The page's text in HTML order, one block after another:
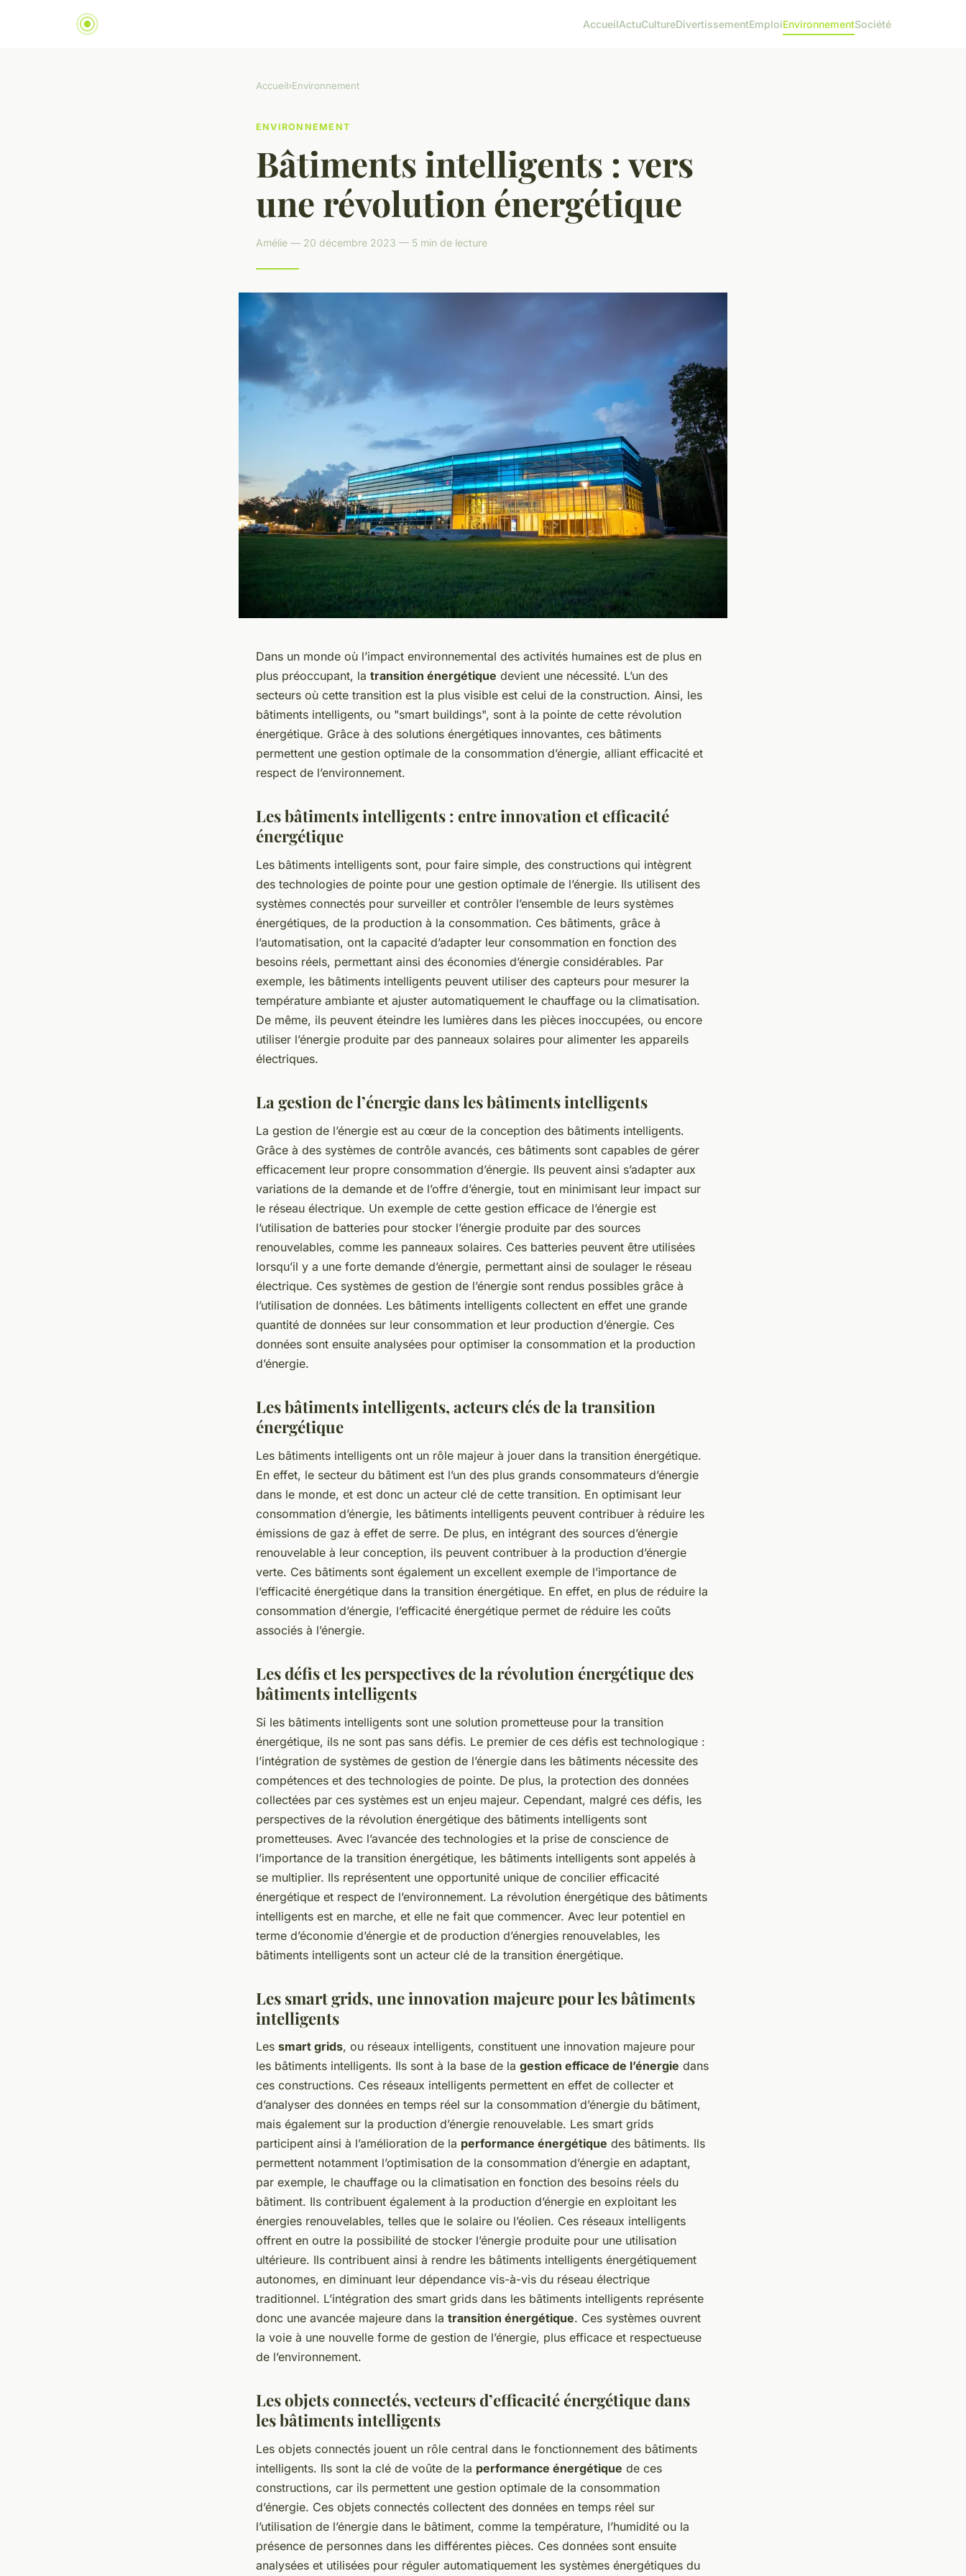
AccueilActuCultureDivertissementEmploiEnvironnementSociété
Accueil›Environnement
ENVIRONNEMENT
Bâtiments intelligents : vers
une révolution énergétique
Amélie — 20 décembre 2023 — 5 min de lecture
Dans un monde où l’impact environnemental des activités humaines est de plus en
plus préoccupant, la transition énergétique devient une nécessité. L’un des
secteurs où cette transition est la plus visible est celui de la construction. Ainsi, les
bâtiments intelligents, ou "smart buildings", sont à la pointe de cette révolution
énergétique. Grâce à des solutions énergétiques innovantes, ces bâtiments
permettent une gestion optimale de la consommation d’énergie, alliant efficacité et
respect de l’environnement.
Les bâtiments intelligents : entre innovation et efficacité
énergétique
Les bâtiments intelligents sont, pour faire simple, des constructions qui intègrent
des technologies de pointe pour une gestion optimale de l’énergie. Ils utilisent des
systèmes connectés pour surveiller et contrôler l’ensemble de leurs systèmes
énergétiques, de la production à la consommation. Ces bâtiments, grâce à
l’automatisation, ont la capacité d’adapter leur consommation en fonction des
besoins réels, permettant ainsi des économies d’énergie considérables. Par
exemple, les bâtiments intelligents peuvent utiliser des capteurs pour mesurer la
température ambiante et ajuster automatiquement le chauffage ou la climatisation.
De même, ils peuvent éteindre les lumières dans les pièces inoccupées, ou encore
utiliser l’énergie produite par des panneaux solaires pour alimenter les appareils
électriques.
La gestion de l’énergie dans les bâtiments intelligents
La gestion de l’énergie est au cœur de la conception des bâtiments intelligents.
Grâce à des systèmes de contrôle avancés, ces bâtiments sont capables de gérer
efficacement leur propre consommation d’énergie. Ils peuvent ainsi s’adapter aux
variations de la demande et de l’offre d’énergie, tout en minimisant leur impact sur
le réseau électrique. Un exemple de cette gestion efficace de l’énergie est
l’utilisation de batteries pour stocker l’énergie produite par des sources
renouvelables, comme les panneaux solaires. Ces batteries peuvent être utilisées
lorsqu’il y a une forte demande d’énergie, permettant ainsi de soulager le réseau
électrique. Ces systèmes de gestion de l’énergie sont rendus possibles grâce à
l’utilisation de données. Les bâtiments intelligents collectent en effet une grande
quantité de données sur leur consommation et leur production d’énergie. Ces
données sont ensuite analysées pour optimiser la consommation et la production
d’énergie.
Les bâtiments intelligents, acteurs clés de la transition
énergétique
Les bâtiments intelligents ont un rôle majeur à jouer dans la transition énergétique.
En effet, le secteur du bâtiment est l’un des plus grands consommateurs d’énergie
dans le monde, et est donc un acteur clé de cette transition. En optimisant leur
consommation d’énergie, les bâtiments intelligents peuvent contribuer à réduire les
émissions de gaz à effet de serre. De plus, en intégrant des sources d’énergie
renouvelable à leur conception, ils peuvent contribuer à la production d’énergie
verte. Ces bâtiments sont également un excellent exemple de l’importance de
l’efficacité énergétique dans la transition énergétique. En effet, en plus de réduire la
consommation d’énergie, l’efficacité énergétique permet de réduire les coûts
associés à l’énergie.
Les défis et les perspectives de la révolution énergétique des
bâtiments intelligents
Si les bâtiments intelligents sont une solution prometteuse pour la transition
énergétique, ils ne sont pas sans défis. Le premier de ces défis est technologique :
l’intégration de systèmes de gestion de l’énergie dans les bâtiments nécessite des
compétences et des technologies de pointe. De plus, la protection des données
collectées par ces systèmes est un enjeu majeur. Cependant, malgré ces défis, les
perspectives de la révolution énergétique des bâtiments intelligents sont
prometteuses. Avec l’avancée des technologies et la prise de conscience de
l’importance de la transition énergétique, les bâtiments intelligents sont appelés à
se multiplier. Ils représentent une opportunité unique de concilier efficacité
énergétique et respect de l’environnement. La révolution énergétique des bâtiments
intelligents est en marche, et elle ne fait que commencer. Avec leur potentiel en
terme d’économie d’énergie et de production d’énergies renouvelables, les
bâtiments intelligents sont un acteur clé de la transition énergétique.
Les smart grids, une innovation majeure pour les bâtiments
intelligents
Les smart grids, ou réseaux intelligents, constituent une innovation majeure pour
les bâtiments intelligents. Ils sont à la base de la gestion efficace de l’énergie dans
ces constructions. Ces réseaux intelligents permettent en effet de collecter et
d’analyser des données en temps réel sur la consommation d’énergie du bâtiment,
mais également sur la production d’énergie renouvelable. Les smart grids
participent ainsi à l’amélioration de la performance énergétique des bâtiments. Ils
permettent notamment l’optimisation de la consommation d’énergie en adaptant,
par exemple, le chauffage ou la climatisation en fonction des besoins réels du
bâtiment. Ils contribuent également à la production d’énergie en exploitant les
énergies renouvelables, telles que le solaire ou l’éolien. Ces réseaux intelligents
offrent en outre la possibilité de stocker l’énergie produite pour une utilisation
ultérieure. Ils contribuent ainsi à rendre les bâtiments intelligents énergétiquement
autonomes, en diminuant leur dépendance vis-à-vis du réseau électrique
traditionnel. L’intégration des smart grids dans les bâtiments intelligents représente
donc une avancée majeure dans la transition énergétique. Ces systèmes ouvrent
la voie à une nouvelle forme de gestion de l’énergie, plus efficace et respectueuse
de l’environnement.
Les objets connectés, vecteurs d’efficacité énergétique dans
les bâtiments intelligents
Les objets connectés jouent un rôle central dans le fonctionnement des bâtiments
intelligents. Ils sont la clé de voûte de la performance énergétique de ces
constructions, car ils permettent une gestion optimale de la consommation
d’énergie. Ces objets connectés collectent des données en temps réel sur
l’utilisation de l’énergie dans le bâtiment, comme la température, l’humidité ou la
présence de personnes dans les différentes pièces. Ces données sont ensuite
analysées et utilisées pour réguler automatiquement les systèmes énergétiques du